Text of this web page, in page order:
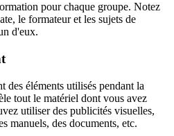
pour chaque groupe. Notez
le formateur et les sujets de
d'eux.
des éléments utilisés pendant la
tout le matériel dont vous avez
utiliser des publicités visuelles,
manuels, des documents, etc.